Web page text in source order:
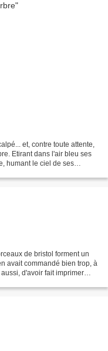
et, contre toute attente,
Etirant dans l'air bleu ses
humant le ciel de ses
de bristol forment un
avait commandé bien trop, à
d'avoir fait imprimer